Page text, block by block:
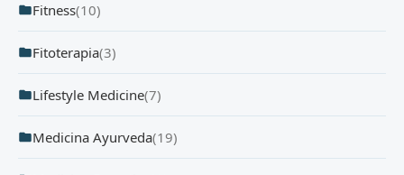
Fitness(10)
Fitoterapia(3)
Lifestyle Medicine(7)
Medicina Ayurveda(19)